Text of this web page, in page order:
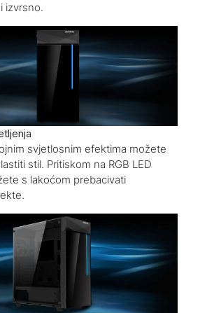
izvrsno.
svjetlosnim efektima možete
stil. Pritiskom na RGB LED
s lakoćom prebacivati